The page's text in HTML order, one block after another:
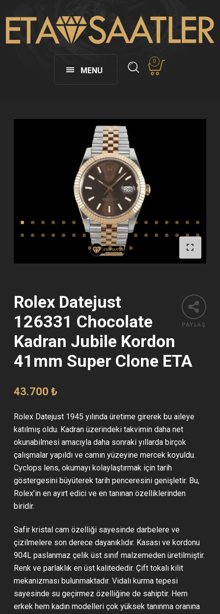
MENU
0
PAYLAŞ
Rolex Datejust
126331 Chocolate
Kadran Jubile Kordon
41mm Super Clone ETA
43.700₺
Rolex Datejust 1945 yılında üretime girerek bu aileye
katılmış oldu. Kadran üzerindeki takvimin daha net
okunabilmesi amacıyla daha sonraki yıllarda birçok
çalışmalar yapıldı ve camın yüzeyine mercek koyuldu.
Cyclops lens, okumayı kolaylaştırmak için tarih
göstergesini büyüterek tarih penceresini genişletir. Bu,
Rolex’in en ayırt edici ve en tanınan özelliklerinden
biridir.
Safir kristal cam özelliği sayesinde darbelere ve
çizilmelere son derece dayanıklıdır. Kasası ve kordonu
904L paslanmaz çelik üst sınıf malzemeden üretilmiştir.
Renk ve parlaklık en üst kalitededir. Çift tokalı kilit
mekanizması bulunmaktadır. Vidalı kurma tepesi
sayesinde su geçirmez özelliğine de sahiptir. Hem
erkek hem kadın modelleri çok yüksek tanınma oranına